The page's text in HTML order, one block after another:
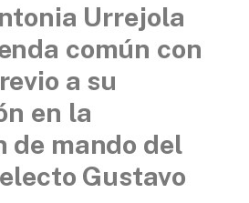
Urrejola
común con
a su
en la
de mando del
Gustavo